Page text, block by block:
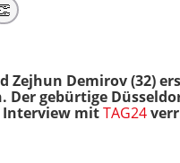
Zejhun Demirov (32)
Der gebürtige
Interview mitTAG24